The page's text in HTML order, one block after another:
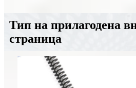
Тип на прилагодена
страница